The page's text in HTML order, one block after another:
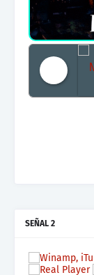
SEÑAL 2